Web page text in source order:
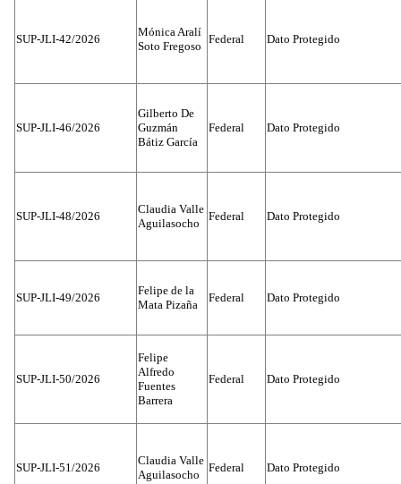
SUP-JLI-42/2026
Mónica Aralí
Soto Fregoso
Federal Dato Protegido
SUP-JLI-46/2026
Gilberto De
Guzmán
Bátiz García
Federal Dato Protegido
SUP-JLI-48/2026
Claudia Valle
Aguilasocho
Federal Dato Protegido
SUP-JLI-49/2026
Felipe de la
Mata Pizaña
Federal Dato Protegido
SUP-JLI-50/2026
Felipe
Alfredo
Fuentes
Barrera
Federal Dato Protegido
SUP-JLI-51/2026
Claudia Valle
Aguilasocho
Federal Dato Protegido